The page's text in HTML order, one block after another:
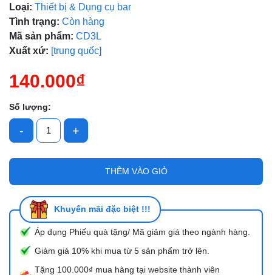
Loại: Thiết bị & Dụng cụ bar
Tình trạng: Còn hàng
Mã sản phẩm: CD3L
Xuất xứ: [trung quốc]
140.000₫
Số lượng:
- +
THÊM VÀO GIỎ
Khuyến mãi đặc biệt !!!
Áp dụng Phiếu quà tặng/ Mã giảm giá theo ngành hàng.
Giảm giá 10% khi mua từ 5 sản phẩm trở lên.
Tặng 100.000₫ mua hàng tại website thành viên
Mã giảm giá:
Ngày hết hạn: